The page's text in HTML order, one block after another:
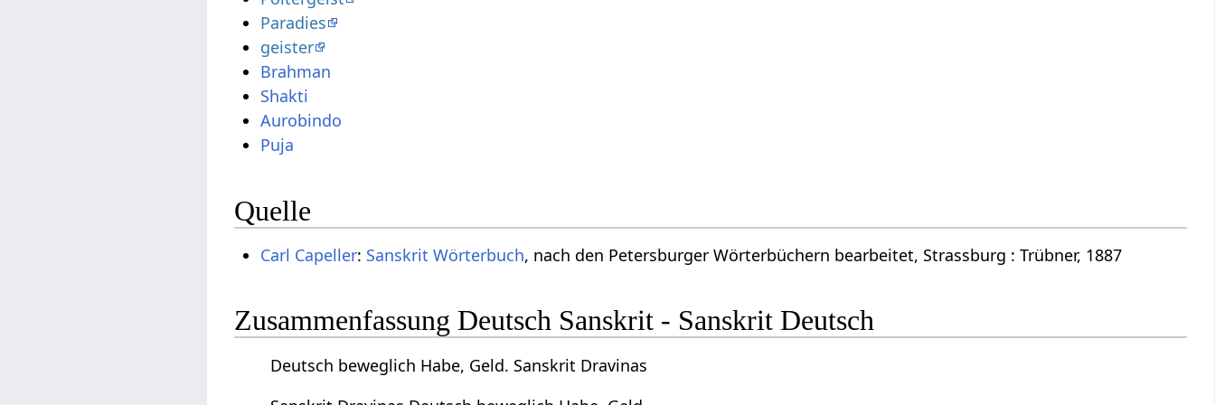
Paradies
geister
Brahman
Shakti
Aurobindo
Puja
Quelle
Carl Capeller: Sanskrit Wörterbuch, nach den Petersburger Wörterbüchern bearbeitet, Strassburg : Trübner, 1887
Zusammenfassung Deutsch Sanskrit - Sanskrit Deutsch
Deutsch beweglich Habe, Geld. Sanskrit Dravinas